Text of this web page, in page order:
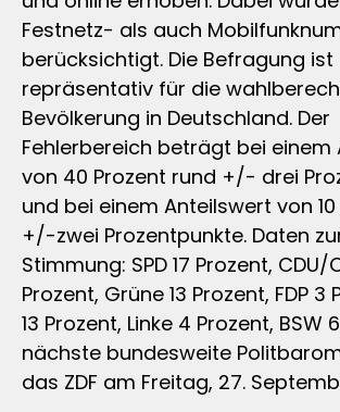
Festnetz- als auch
berücksichtigt. Die Befragung ist
repräsentativ für die
Bevölkerung in Deutschland. Der
Fehlerbereich beträgt bei einem
von 40 Prozent rund +/- drei
und bei einem Anteilswert von
+/-zwei Prozentpunkte. Daten
Stimmung: SPD 17 Prozent, CDU/
Prozent, Grüne 13 Prozent, FDP 3
13 Prozent, Linke 4 Prozent, BSW
nächste bundesweite
das ZDF am Freitag, 27.